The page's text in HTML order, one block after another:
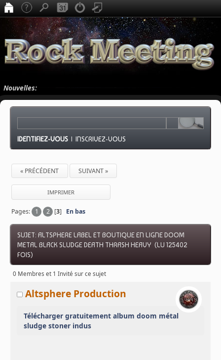
Nouvelles:
IDENTIFIEZ-VOUS |INSCRIVEZ-VOUS
« PRÉCÉDENT SUIVANT »
IMPRIMER
Pages: 1 2 [3] En bas
SUJET: ALTSPHERE LABEL ET BOUTIQUE EN LIGNE DOOM
METAL BLACK SLUDGE DEATH THRASH HEAVY (LU 125402
FOIS)
0 Membres et 1 Invité sur ce sujet
Altsphere Production
Télécharger gratuitement album doom métal
sludge stoner indus